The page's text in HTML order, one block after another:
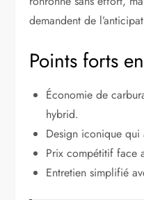
demandent de
Points forts
Économie de
hybrid.
Design iconique qui
Prix compétitif face
Entretien simplifié